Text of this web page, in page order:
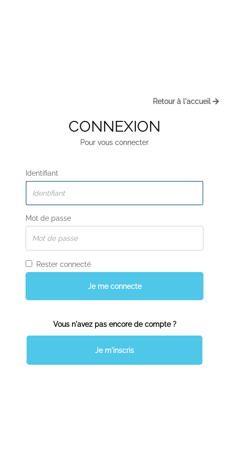
Retour à l'accueil
CONNEXION
Pour vous connecter
Identifiant
Mot de passe
Rester connecté
Je me connecte
Vous n'avez pas encore de compte ?
Je m'inscris